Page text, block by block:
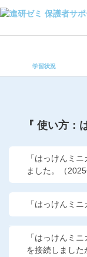
よくある質問
登録情報の変更
お客様サポー
よくある質問・
カテゴリー
お問い合わ
学習状況
『 使い方：
「はっけんミ
ました。（2025
「はっけんミ
「はっけんミ
を接続しました